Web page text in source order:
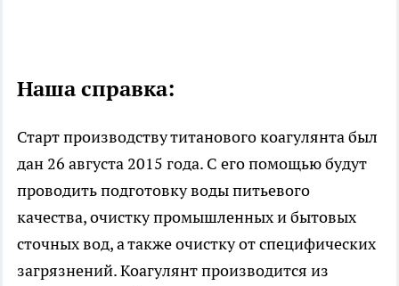
Наша справка:
Старт производству титанового коагулянта был
дан 26 августа 2015 года. С его помощью будут
проводить подготовку воды питьевого
качества, очистку промышленных и бытовых
сточных вод, а также очистку от специфических
загрязнений. Коагулянт производится из